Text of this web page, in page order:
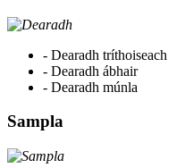
- Dearadh tríthoiseach
- Dearadh ábhair
- Dearadh múnla
Sampla